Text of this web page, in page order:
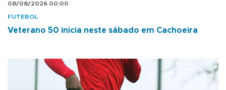
08/08/2026 00:00
FUTEBOL
Veterano 50 inicia neste sábado em Cachoeira